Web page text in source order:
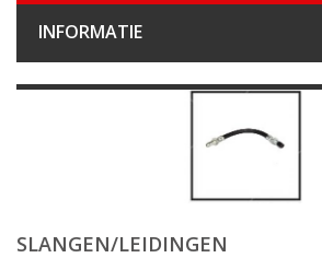
INFORMATIE
SLANGEN/LEIDINGEN